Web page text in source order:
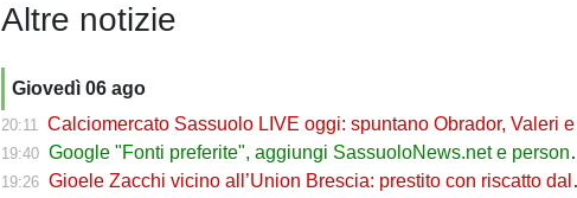
Altre notizie
Giovedì 06 ago
20:11 Calciomercato Sassuolo LIVE oggi: spuntano Obrador, Valeri e Darmian per la difesa
19:40 Google "Fonti preferite", aggiungi SassuoloNews.net e personalizza le tue notizie
19:26 Gioele Zacchi vicino all’Union Brescia: prestito con riscatto dal Sassuolo